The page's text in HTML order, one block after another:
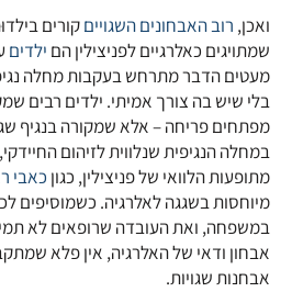
ואכן, רוב האבחונים השגוייםקורים
שמתויגים כאלרגיים לפניצילין הם ילדים
מעטים הדבר מתרחש בעקבות מחלה
בלי שיש בה צורך אמיתי. ילדים רבים
מפתחים פריחה – אלא שמקורה בנגיף
במחלה הנגיפית שנלווית לזיהום
מתופעות הלוואי של פניצילין, כגון כאבי
מיוחסות בשגגה לאלרגיה. כשמוסיפים
במשפחה, ואת העובדה שרופאים לא
אבחון ודאי של האלרגיה, אין פלא
אבחנות שגויות.